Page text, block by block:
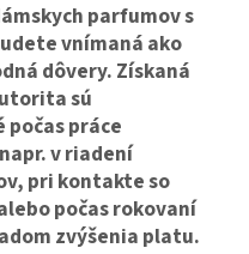
parfumov s
vnímaná ako
dôvery. Získaná
sú
práce
v riadení
pri kontakte so
počas rokovaní
zvýšenia platu.